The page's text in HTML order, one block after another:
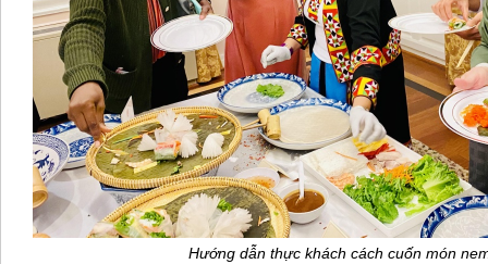
Hướng dẫn thực khách cách cuốn món